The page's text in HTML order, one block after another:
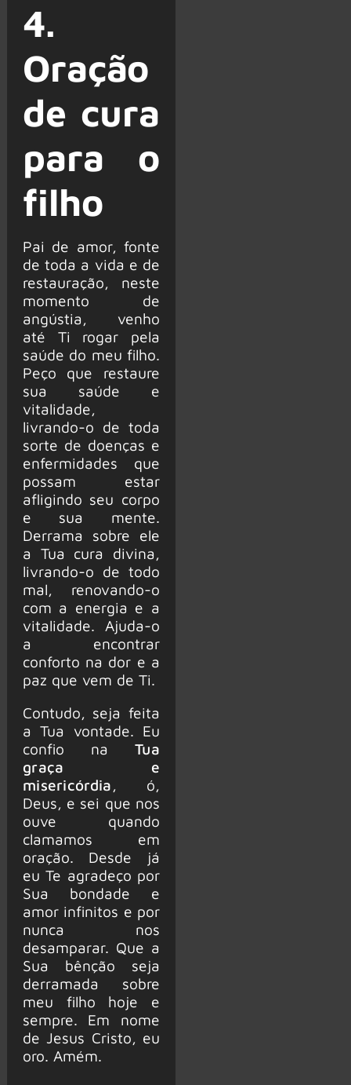
4.
Oração
de cura
para o
filho
Pai de amor, fonte
de toda a vida e de
restauração, neste
momento de
angústia, venho
até Ti rogar pela
saúde do meu filho.
Peço que restaure
sua saúde e
vitalidade,
livrando-o de toda
sorte de doenças e
enfermidades que
possam estar
afligindo seu corpo
e sua mente.
Derrama sobre ele
a Tua cura divina,
livrando-o de todo
mal, renovando-o
com a energia e a
vitalidade. Ajuda-o
a encontrar
conforto na dor e a
paz que vem de Ti.
Contudo, seja feita
a Tua vontade. Eu
confio naTua
graça e
misericórdia, ó,
Deus, e sei que nos
ouve quando
clamamos em
oração. Desde já
eu Te agradeço por
Sua bondade e
amor infinitos e por
nunca nos
desamparar. Que a
Sua bênção seja
derramada sobre
meu filho hoje e
sempre. Em nome
de Jesus Cristo, eu
oro. Amém.